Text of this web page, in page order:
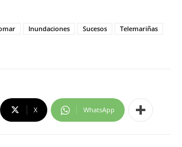
Inundaciones Sucesos
Telemariñas
X WhatsApp